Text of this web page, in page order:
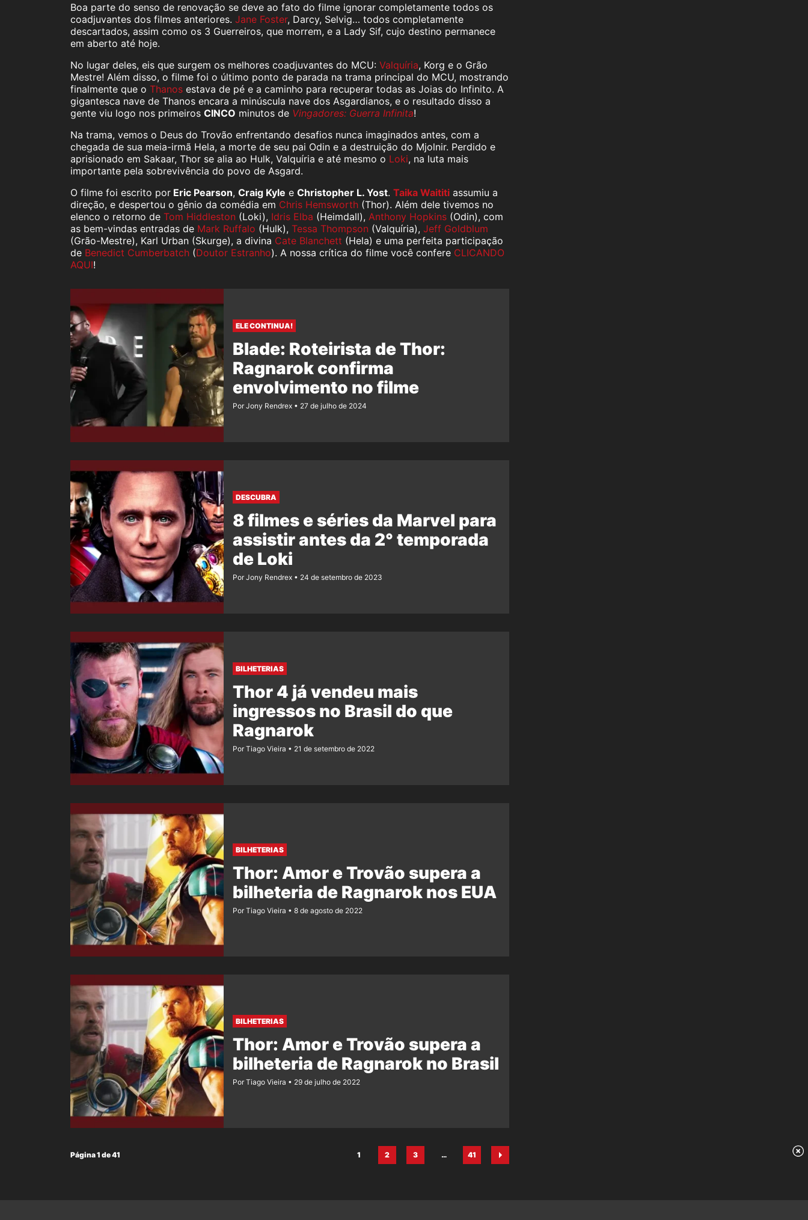
Boa parte do senso de renovação se deve ao fato do filme ignorar completamente todos os
coadjuvantes dos filmes anteriores. Jane Foster, Darcy, Selvig… todos completamente
descartados, assim como os 3 Guerreiros, que morrem, e a Lady Sif, cujo destino permanece
em aberto até hoje.
No lugar deles, eis que surgem os melhores coadjuvantes do MCU: Valquíria, Korg e o Grão
Mestre! Além disso, o filme foi o último ponto de parada na trama principal do MCU, mostrando
finalmente que o Thanos estava de pé e a caminho para recuperar todas as Joias do Infinito. A
gigantesca nave de Thanos encara a minúscula nave dos Asgardianos, e o resultado disso a
gente viu logo nos primeiros CINCO minutos de Vingadores: Guerra Infinita!
Na trama, vemos o Deus do Trovão enfrentando desafios nunca imaginados antes, com a
chegada de sua meia-irmã Hela, a morte de seu pai Odin e a destruição do Mjolnir. Perdido e
aprisionado em Sakaar, Thor se alia ao Hulk, Valquíria e até mesmo o Loki, na luta mais
importante pela sobrevivência do povo de Asgard.
O filme foi escrito por Eric Pearson, Craig Kyle e Christopher L. Yost. Taika Waititi assumiu a
direção, e despertou o gênio da comédia em Chris Hemsworth (Thor). Além dele tivemos no
elenco o retorno de Tom Hiddleston (Loki), Idris Elba (Heimdall), Anthony Hopkins (Odin), com
as bem-vindas entradas de Mark Ruffalo (Hulk), Tessa Thompson (Valquíria), Jeff Goldblum
(Grão-Mestre), Karl Urban (Skurge), a divina Cate Blanchett (Hela) e uma perfeita participação
de Benedict Cumberbatch (Doutor Estranho). A nossa crítica do filme você confere CLICANDO
AQUI!
ELE CONTINUA!
Blade: Roteirista de Thor:
Ragnarok confirma
envolvimento no filme
Por Jony Rendrex 27 de julho de 2024
DESCUBRA
8 filmes e séries da Marvel para
assistir antes da 2° temporada
de Loki
Por Jony Rendrex 24 de setembro de 2023
BILHETERIAS
Thor 4 já vendeu mais
ingressos no Brasil do que
Ragnarok
Por Tiago Vieira 21 de setembro de 2022
BILHETERIAS
Thor: Amor e Trovão supera a
bilheteria de Ragnarok nos EUA
Por Tiago Vieira 8 de agosto de 2022
BILHETERIAS
Thor: Amor e Trovão supera a
bilheteria de Ragnarok no Brasil
Por Tiago Vieira 29 de julho de 2022
Página 1 de 41
Página
1
Página
2
Página
3
…
Página
41